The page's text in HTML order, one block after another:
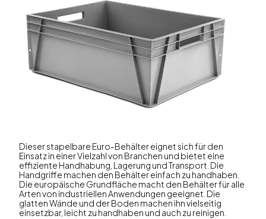
Dieser stapelbare Euro-Behälter eignet sich für den
Einsatz in einer Vielzahl von Branchen und bietet eine
effiziente Handhabung, Lagerung und Transport. Die
Handgriffe machen den Behälter einfach zu handhaben.
Die europäische Grundfläche macht den Behälter für alle
Arten von industriellen Anwendungen geeignet. Die
glatten Wände und der Boden machen ihn vielseitig
einsetzbar, leicht zu handhaben und auch zu reinigen.